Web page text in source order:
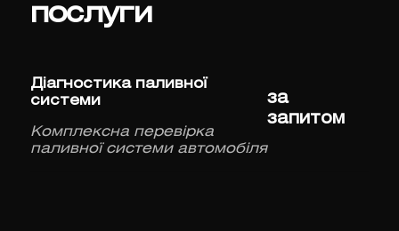
послуги
Діагностика паливної
системи
Комплексна перевірка
паливної системи автомобіля
за
запитом